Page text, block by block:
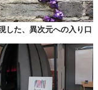
した、異次元への入り口